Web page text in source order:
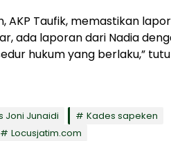
AKP Taufik, memastikan
ada laporan dari Nadia
hukum yang berlaku,”
Joni Junaidi
Kades sapeken
Locusjatim.com